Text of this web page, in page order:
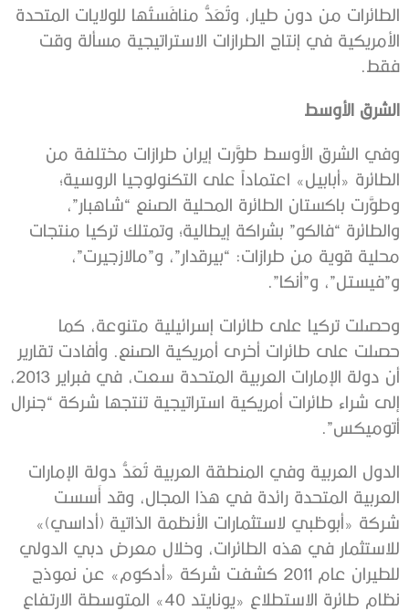
الطائرات من دون طيار، وتُعَدُّ منافَستُها للولايات المتحدة
الأمريكية في إنتاج الطرازات الاستراتيجية مسألة وقت
فقط.
الشرق الأوسط
وفي الشرق الأوسط طوَّرت إيران طرازات مختلفة من
الطائرة «أبابيل» اعتماداً على التكنولوجيا الروسية؛
وطوَّرت باكستان الطائرة المحلية الصنع “شاهبار”،
والطائرة “فالكو” بشراكة إيطالية؛ وتمتلك تركيا منتجات
محلية قوية من طرازات: “بيرقدار”، و”مالازجيرت”،
و”فيستل”، و”أنكا”.
وحصلت تركيا على طائرات إسرائيلية متنوعة، كما
حصلت على طائرات أخرى أمريكية الصنع. وأفادت تقارير
أن دولة الإمارات العربية المتحدة سعت، في فبراير 2013،
إلى شراء طائرات أمريكية استراتيجية تنتجها شركة “جنرال
أتوميكس”.
الدول العربية وفي المنطقة العربية تُعَدُّ دولة الإمارات
العربية المتحدة رائدة في هذا المجال، وقد أَسست
شركة «أبوظبي لاستثمارات الأنظمة الذاتية (أداسي)»
للاستثمار في هذه الطائرات، وخلال معرض دبي الدولي
للطيران عام 2011 كشفت شركة «أدكوم» عن نموذج
نظام طائرة الاستطلاع «يونايتد 40» المتوسطة الارتفاع